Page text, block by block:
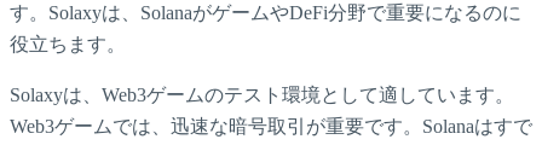
す。Solaxyは、SolanaがゲームやDeFi分野で重要になるのに
役立ちます。
Solaxyは、Web3ゲームのテスト環境として適しています。
Web3ゲームでは、迅速な暗号取引が重要です。Solanaはすで